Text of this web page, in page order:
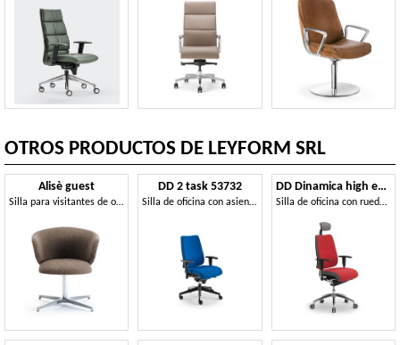
OTROS PRODUCTOS DE LEYFORM SRL
Alisè guest
Silla para visitantes de oficinas ejecutivas.
DD 2 task 53732
Silla de oficina con asiento acolchado y respaldo
DD Dinamica high executive 53702
Silla de oficina con ruedas, con reposacabezas